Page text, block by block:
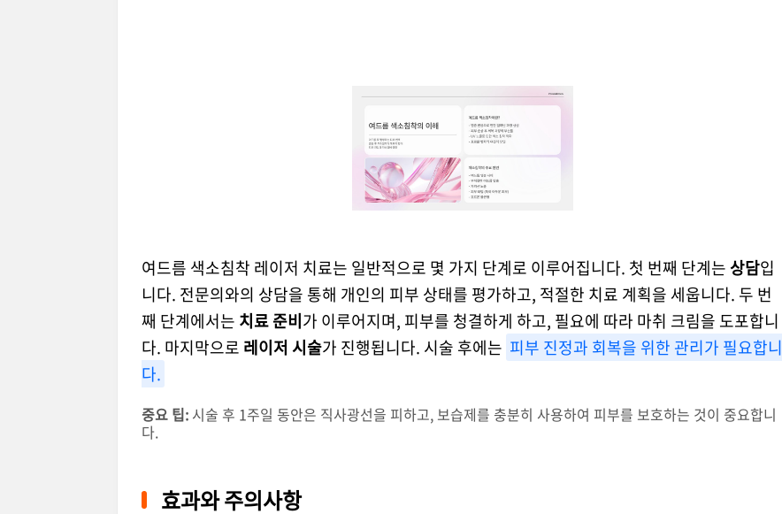
여드름 색소침착 레이저 치료는 일반적으로 몇 가지 단계로 이루어집니다. 첫 번째 단계는상담입
니다. 전문의와의 상담을 통해 개인의 피부 상태를 평가하고, 적절한 치료 계획을 세웁니다. 두 번
째 단계에서는 치료 준비가 이루어지며, 피부를 청결하게 하고, 필요에 따라 마취 크림을 도포합니
다. 마지막으로 레이저 시술가 진행됩니다. 시술 후에는 피부 진정과 회복을 위한 관리가 필요합니
다.
중요 팁: 시술 후 1주일 동안은 직사광선을 피하고, 보습제를 충분히 사용하여 피부를 보호하는 것이 중요합니
다.
효과와 주의사항